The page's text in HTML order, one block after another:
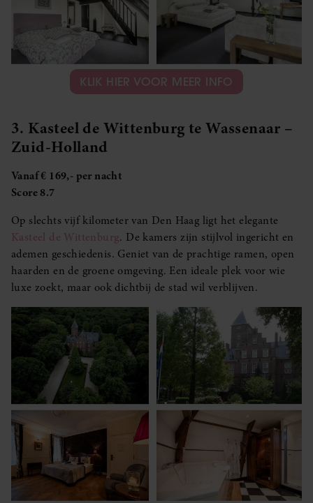
KLIK HIER VOOR MEER INFO
3. Kasteel de Wittenburg te Wassenaar –
Zuid-Holland
Vanaf € 169,- per nacht
Score 8.7
Op slechts vijf kilometer van Den Haag ligt het elegante
Kasteel de Wittenburg. De kamers zijn stijlvol ingericht en
ademen geschiedenis. Geniet van de prachtige ramen, open
haarden en de groene omgeving. Een ideale plek voor wie
luxe zoekt, maar ook dichtbij de stad wil verblijven.